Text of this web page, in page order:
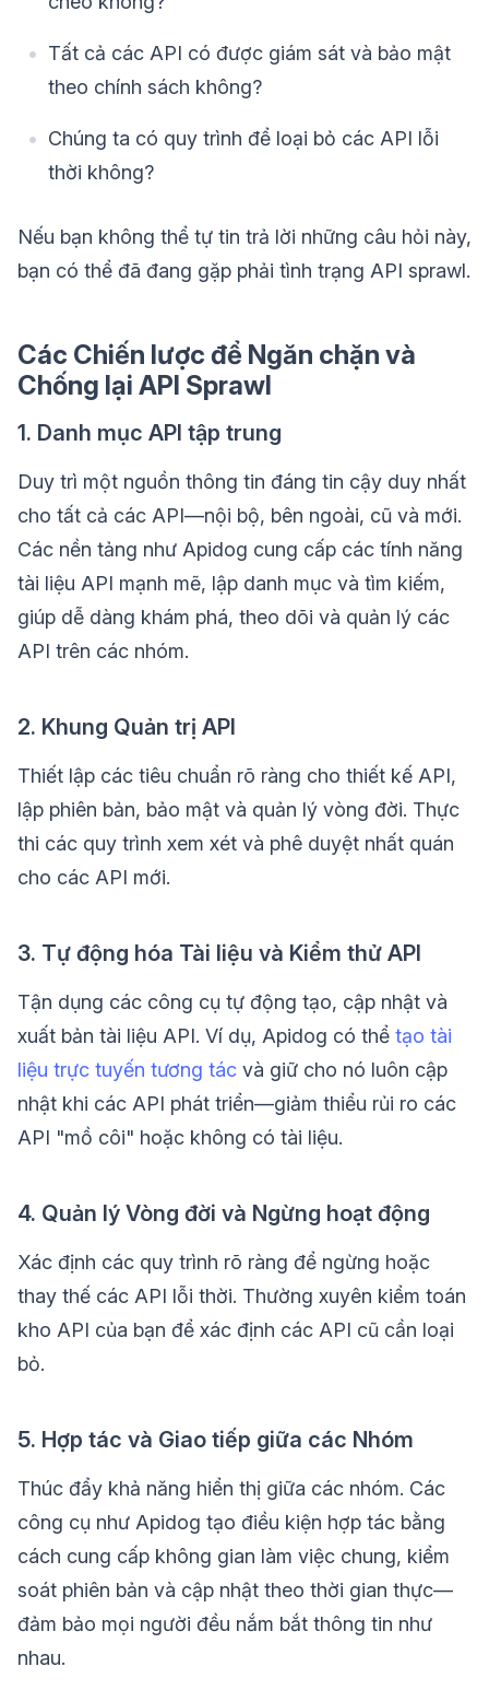
Tất cả các API có được giám sát và bảo mật
theo chính sách không?
Chúng ta có quy trình để loại bỏ các API lỗi
thời không?
Nếu bạn không thể tự tin trả lời những câu hỏi này,
bạn có thể đã đang gặp phải tình trạng API sprawl.
Các Chiến lược để Ngăn chặn và
Chống lại API Sprawl
1. Danh mục API tập trung
Duy trì một nguồn thông tin đáng tin cậy duy nhất
cho tất cả các API—nội bộ, bên ngoài, cũ và mới.
Các nền tảng như Apidog cung cấp các tính năng
tài liệu API mạnh mẽ, lập danh mục và tìm kiếm,
giúp dễ dàng khám phá, theo dõi và quản lý các
API trên các nhóm.
2. Khung Quản trị API
Thiết lập các tiêu chuẩn rõ ràng cho thiết kế API,
lập phiên bản, bảo mật và quản lý vòng đời. Thực
thi các quy trình xem xét và phê duyệt nhất quán
cho các API mới.
3. Tự động hóa Tài liệu và Kiểm thử API
Tận dụng các công cụ tự động tạo, cập nhật và
xuất bản tài liệu API. Ví dụ, Apidog có thể tạo tài
liệu trực tuyến tương tác và giữ cho nó luôn cập
nhật khi các API phát triển—giảm thiểu rủi ro các
API "mồ côi" hoặc không có tài liệu.
4. Quản lý Vòng đời và Ngừng hoạt động
Xác định các quy trình rõ ràng để ngừng hoặc
thay thế các API lỗi thời. Thường xuyên kiểm toán
kho API của bạn để xác định các API cũ cần loại
bỏ.
5. Hợp tác và Giao tiếp giữa các Nhóm
Thúc đẩy khả năng hiển thị giữa các nhóm. Các
công cụ như Apidog tạo điều kiện hợp tác bằng
cách cung cấp không gian làm việc chung, kiểm
soát phiên bản và cập nhật theo thời gian thực—
đảm bảo mọi người đều nắm bắt thông tin như
nhau.